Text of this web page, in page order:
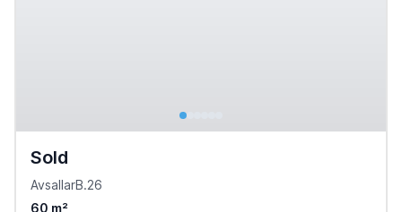
Sold
AvsallarB.26
60 m²